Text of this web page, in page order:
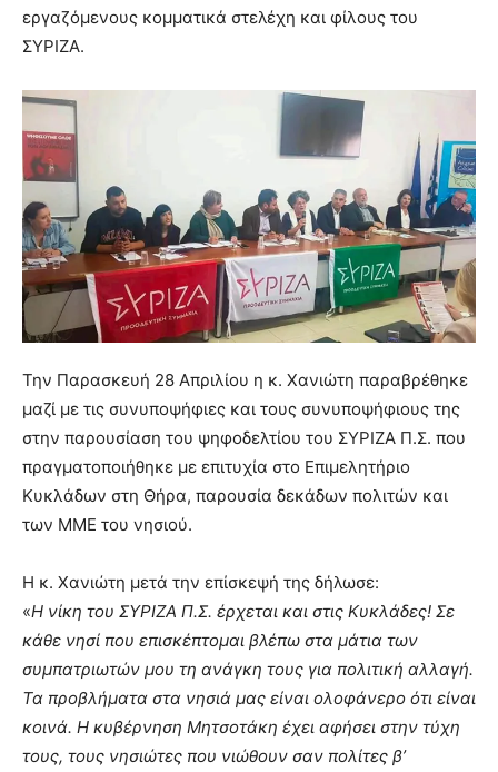
εργαζόμενους κομματικά στελέχη και φίλους του
ΣΥΡΙΖΑ.
Την Παρασκευή 28 Απριλίου η κ. Χανιώτη παραβρέθηκε
μαζί με τις συνυποψήφιες και τους συνυποψήφιους της
στην παρουσίαση του ψηφοδελτίου του ΣΥΡΙΖΑ Π.Σ. που
πραγματοποιήθηκε με επιτυχία στο Επιμελητήριο
Κυκλάδων στη Θήρα, παρουσία δεκάδων πολιτών και
των ΜΜΕ του νησιού.
Η κ. Χανιώτη μετά την επίσκεψή της δήλωσε:
«Η νίκη του ΣΥΡΙΖΑ Π.Σ. έρχεται και στις Κυκλάδες! Σε
κάθε νησί που επισκέπτομαι βλέπω στα μάτια των
συμπατριωτών μου τη ανάγκη τους για πολιτική αλλαγή.
Τα προβλήματα στα νησιά μας είναι ολοφάνερο ότι είναι
κοινά. Η κυβέρνηση Μητσοτάκη έχει αφήσει στην τύχη
τους, τους νησιώτες που νιώθουν σαν πολίτες β’